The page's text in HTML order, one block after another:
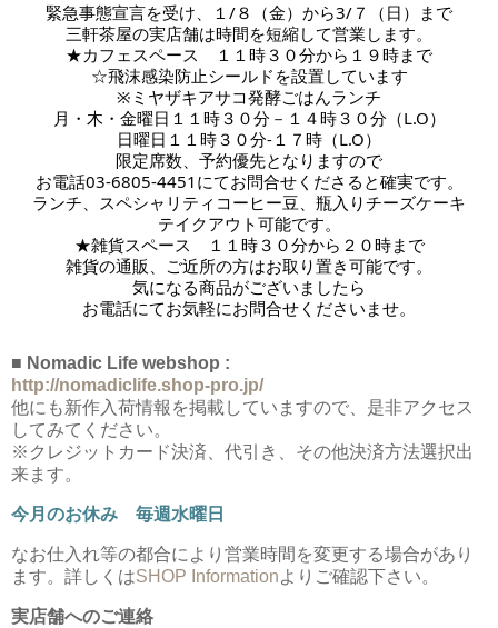
緊急事態宣言を受け、１/８（金）から3/７（日）まで
三軒茶屋の実店舗は時間を短縮して営業します。
★カフェスペース　１１時３０分から１９時まで
☆飛沫感染防止シールドを設置しています
※ミヤザキアサコ発酵ごはんランチ
月・木・金曜日１１時３０分－１４時３０分（L.O）
日曜日１１時３０分-１７時 （L.O）
限定席数、予約優先となりますので
お電話03-6805-4451にてお問合せくださると確実です。
ランチ、スペシャリティコーヒー豆、瓶入りチーズケーキ
テイクアウト可能です。
★雑貨スペース　１１時３０分から２０時まで
雑貨の通販、ご近所の方はお取り置き可能です。
気になる商品がございましたら
お電話にてお気軽にお問合せくださいませ。
■ Nomadic Life webshop :
http://nomadiclife.shop-pro.jp/
他にも新作入荷情報を掲載していますので、是非アクセス
してみてください。
※クレジットカード決済、代引き、その他決済方法選択出
来ます。
今月のお休み 毎週水曜日
なお仕入れ等の都合により営業時間を変更する場合があり
ます。詳しくはSHOP Informationよりご確認下さい。
実店舗へのご連絡